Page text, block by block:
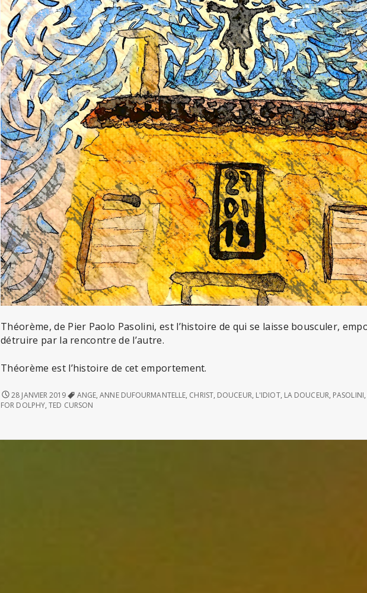
Théorème, de Pier Paolo Pasolini, est l’histoire de qui se laisse bousculer,
détruire par la rencontre de l’autre.
Théorème est l’histoire de cet emportement.
THÉORÈME
28 JANVIER 2019 ANGE,ANNE DUFOURMANTELLE, CHRIST, DOUCEUR, L'IDIOT, LA DOUCEUR, PASOLINI,
FOR DOLPHY,TED CURSON